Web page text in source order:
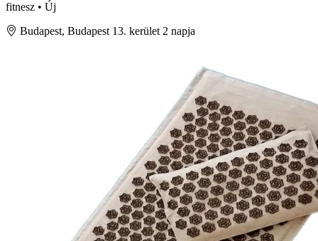
fitnesz • Új
Budapest, Budapest 13. kerület 2 napja